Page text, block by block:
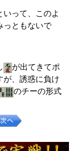
って、このよ
っともないで
が出てきてポ
が、誘惑に負け
のチーの形式